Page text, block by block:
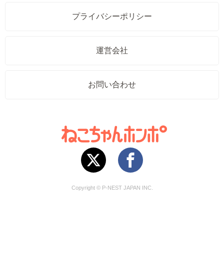
プライバシーポリシー
運営会社
お問い合わせ
Copyright © P-NEST JAPAN INC.